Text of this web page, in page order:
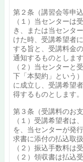
第２条（講習会等申込
（１）当センターは
き、または当センタ
けた時、受講希望者
する旨と、受講料金
通知するものとします
（２）当センターと
下「本契約」という
に成立し、受講希望
得するものとします。
第３条（受講料のお支
（１）受講希望者は
を、当センターが発
求書に添付の払込取
（２）振込手数料は
（２）領収書は払込